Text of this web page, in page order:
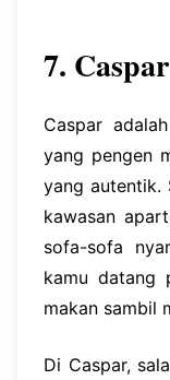
7. Caspar
Caspar
yang pengen
yang autentik.
kawasan
sofa-sofa
kamu datang
makan sambil
Di Caspar,